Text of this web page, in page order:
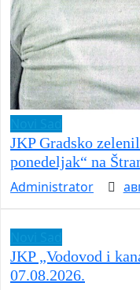
JKP Gradsko
ponedeljak“ na
Administrator
JKP „Vodovod i
07.08.2026.